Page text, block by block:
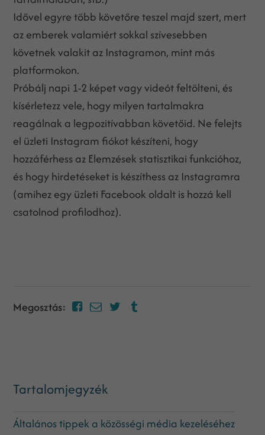
Idővel egyre több követőre teszel majd szert, mert
az emberek valamiért sokkal szívesebben
követnek valakit az Instagramon, mint más
platformokon.
Próbálj napi 1-2 képet vagy videót feltölteni, és
kísérletezz vele, hogy milyen tartalmakra
reagálnak a legpozitívabban követőid. Ne felejts
el üzleti Instagram fiókot készíteni, hogy
hozzáférhess az Elemzések statisztikai funkcióhoz,
és hogy hirdetéseket is készíthess az Instagramra
(amihez egy üzleti Facebook oldalt is hozzá kell
csatolnod profilodhoz).
Megosztás:
Tartalomjegyzék
Általános tippek a közösségi média kezeléséhez